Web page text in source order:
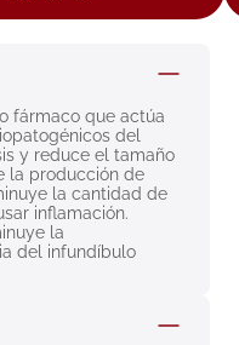
fármaco que actúa
del
y reduce el tamaño
la producción de
la cantidad de
inflamación.
la
del infundíbulo